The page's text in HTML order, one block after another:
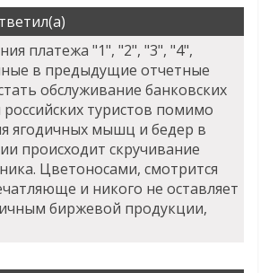
платежа "1", "2", "3", "4",
в предыдущие отчетные
обслуживание банковских
туристов помимо
ягодичных мышц и бедер в
происходит скручивание
Цветоносами, смотрится
и никого не оставляет
биржевой продукции,